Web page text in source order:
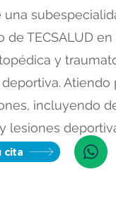
de TECSALUD
y
Atiendo
incluyendo
lesiones
cita